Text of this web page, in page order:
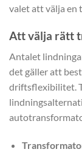
valet att välja en
Att välja rätt
Antalet
det gäller att
driftsflexibilitet.